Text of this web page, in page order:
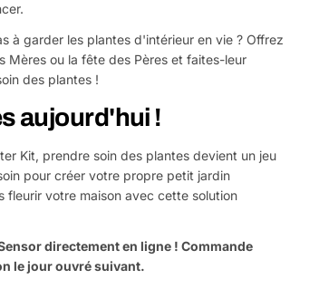
à garder les plantes d'intérieur en vie ? Offrez
Mères ou la fête des Pères et faites-leur
des plantes !
aujourd'hui !
Kit, prendre soin des plantes devient un jeu
pour créer votre propre petit jardin
votre maison avec cette solution
directement en ligne ! Commande
le jour ouvré suivant.